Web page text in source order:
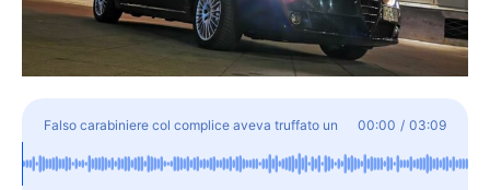
Falso carabiniere col complice aveva truffato un
anziano. A distanza di mesi identificati e denunciati
00:00 / 03:09